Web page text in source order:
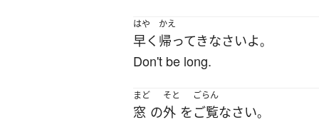
はや
早く
かえ
帰ってきなさいよ。
Don't be long.
まど
窓 の
そと
外 を
ごらん
ご覧なさい。